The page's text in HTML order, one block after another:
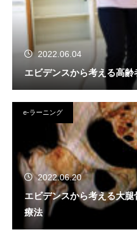
2022.06.04
エビデンスから考える高齢
e-ラーニング
2022.06.20
エビデンスから考える大
療法